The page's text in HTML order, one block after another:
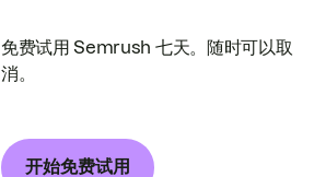
免费试用 Semrush 七天。随时可以取
消。
开始免费试用